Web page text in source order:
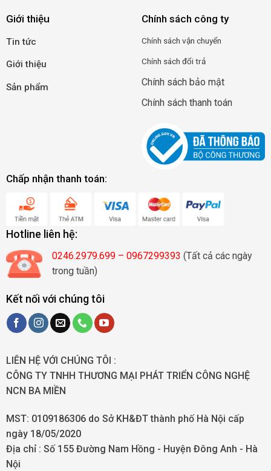
Giới thiệu
Tin tức
Giới thiệu
Sản phẩm
Chính sách công ty
Chính sách vận chuyển
Chính sách đổi trả
Chính sách bảo mật
Chính sách thanh toán
Chấp nhận thanh toán:
Hotline liên hệ:
0246.2979.699 – 0967299393 (Tất cả các ngày
trong tuần)
Kết nối với chúng tôi
LIÊN HỆ VỚI CHÚNG TÔI :
CÔNG TY TNHH THƯƠNG MẠI PHÁT TRIỂN CÔNG NGHỆ
NCN BA MIỀN
MST: 0109186306 do Sở KH&ĐT thành phố Hà Nội cấp
ngày 18/05/2020
Địa chỉ : Số 155 Đường Nam Hồng - Huyện Đông Anh - Hà
Nội